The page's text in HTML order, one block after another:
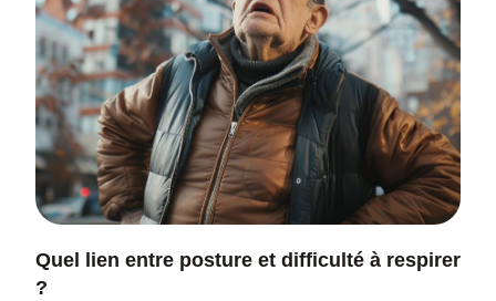
Quel lien entre posture et difficulté à respirer
?